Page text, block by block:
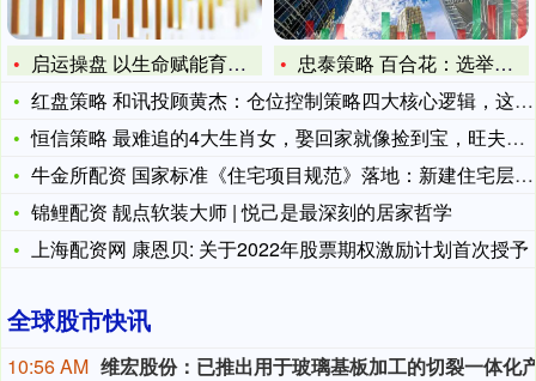
启运操盘 以生命赋能育时代新人 书写“护心”篇章
忠泰策略 百合花：选举宣勇军先生为公司第五届董事会职工代表董
红盘策略 和讯投顾黄杰：仓位控制策略四大核心逻辑，这种情况可
恒信策略 最难追的4大生肖女，娶回家就像捡到宝，旺夫又带财，
牛金所配资 国家标准《住宅项目规范》落地：新建住宅层高不低于
锦鲤配资 靓点软装大师 | 悦己是最深刻的居家哲学
上海配资网 康恩贝: 关于2022年股票期权激励计划首次授予
全球股市快讯
10:56 AM